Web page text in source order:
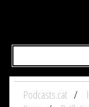
Podcasts.cat